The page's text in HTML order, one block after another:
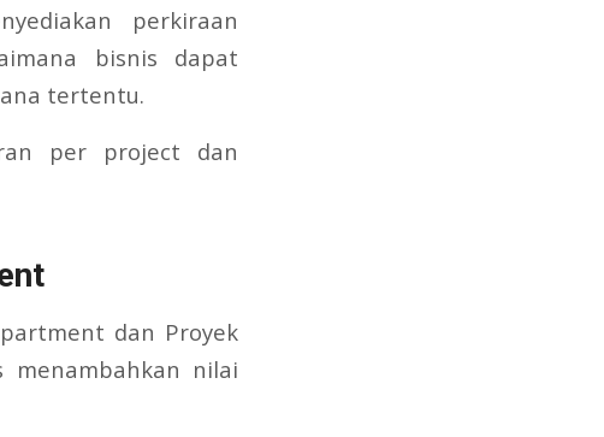
perkiraan
bisnis dapat
tertentu.
per project dan
dan Proyek
nilai